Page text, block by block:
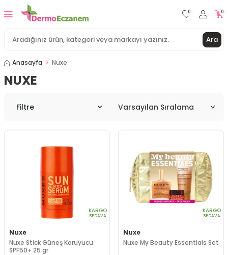
Ara
0 0
Anasayfa Nuxe
NUXE
Filtre
KARGO
BEDAVA
Nuxe
Nuxe Stick Güneş Koruyucu
SPF50+ 25 gr
KARGO
BEDAVA
Nuxe
Nuxe My Beauty Essentials Set